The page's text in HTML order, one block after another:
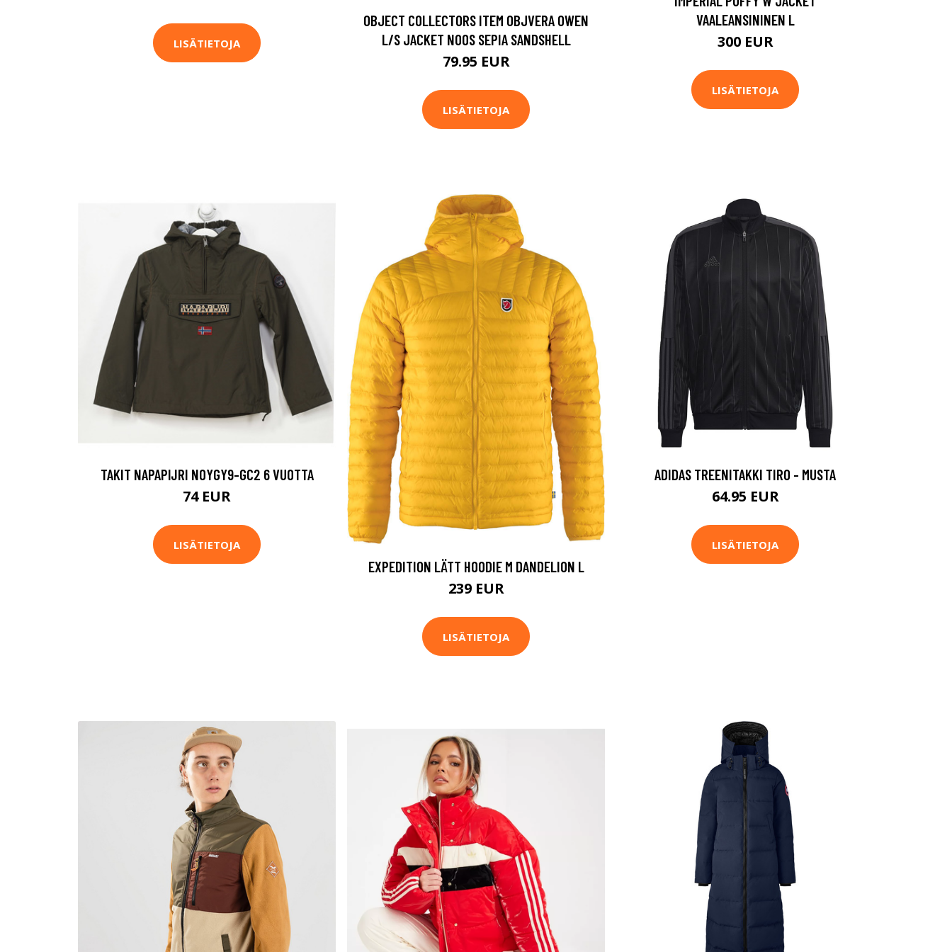
LISÄTIETOJA
OBJECT COLLECTORS ITEM OBJVERA OWEN
L/S JACKET NOOS SEPIA SANDSHELL
79.95 EUR
LISÄTIETOJA
VAALEANSININEN L
300 EUR
LISÄTIETOJA
TAKIT NAPAPIJRI N0YGY9-GC2 6 VUOTTA
74 EUR
LISÄTIETOJA
EXPEDITION LÄTT HOODIE M DANDELION L
239 EUR
LISÄTIETOJA
ADIDAS TREENITAKKI TIRO - MUSTA
64.95 EUR
LISÄTIETOJA